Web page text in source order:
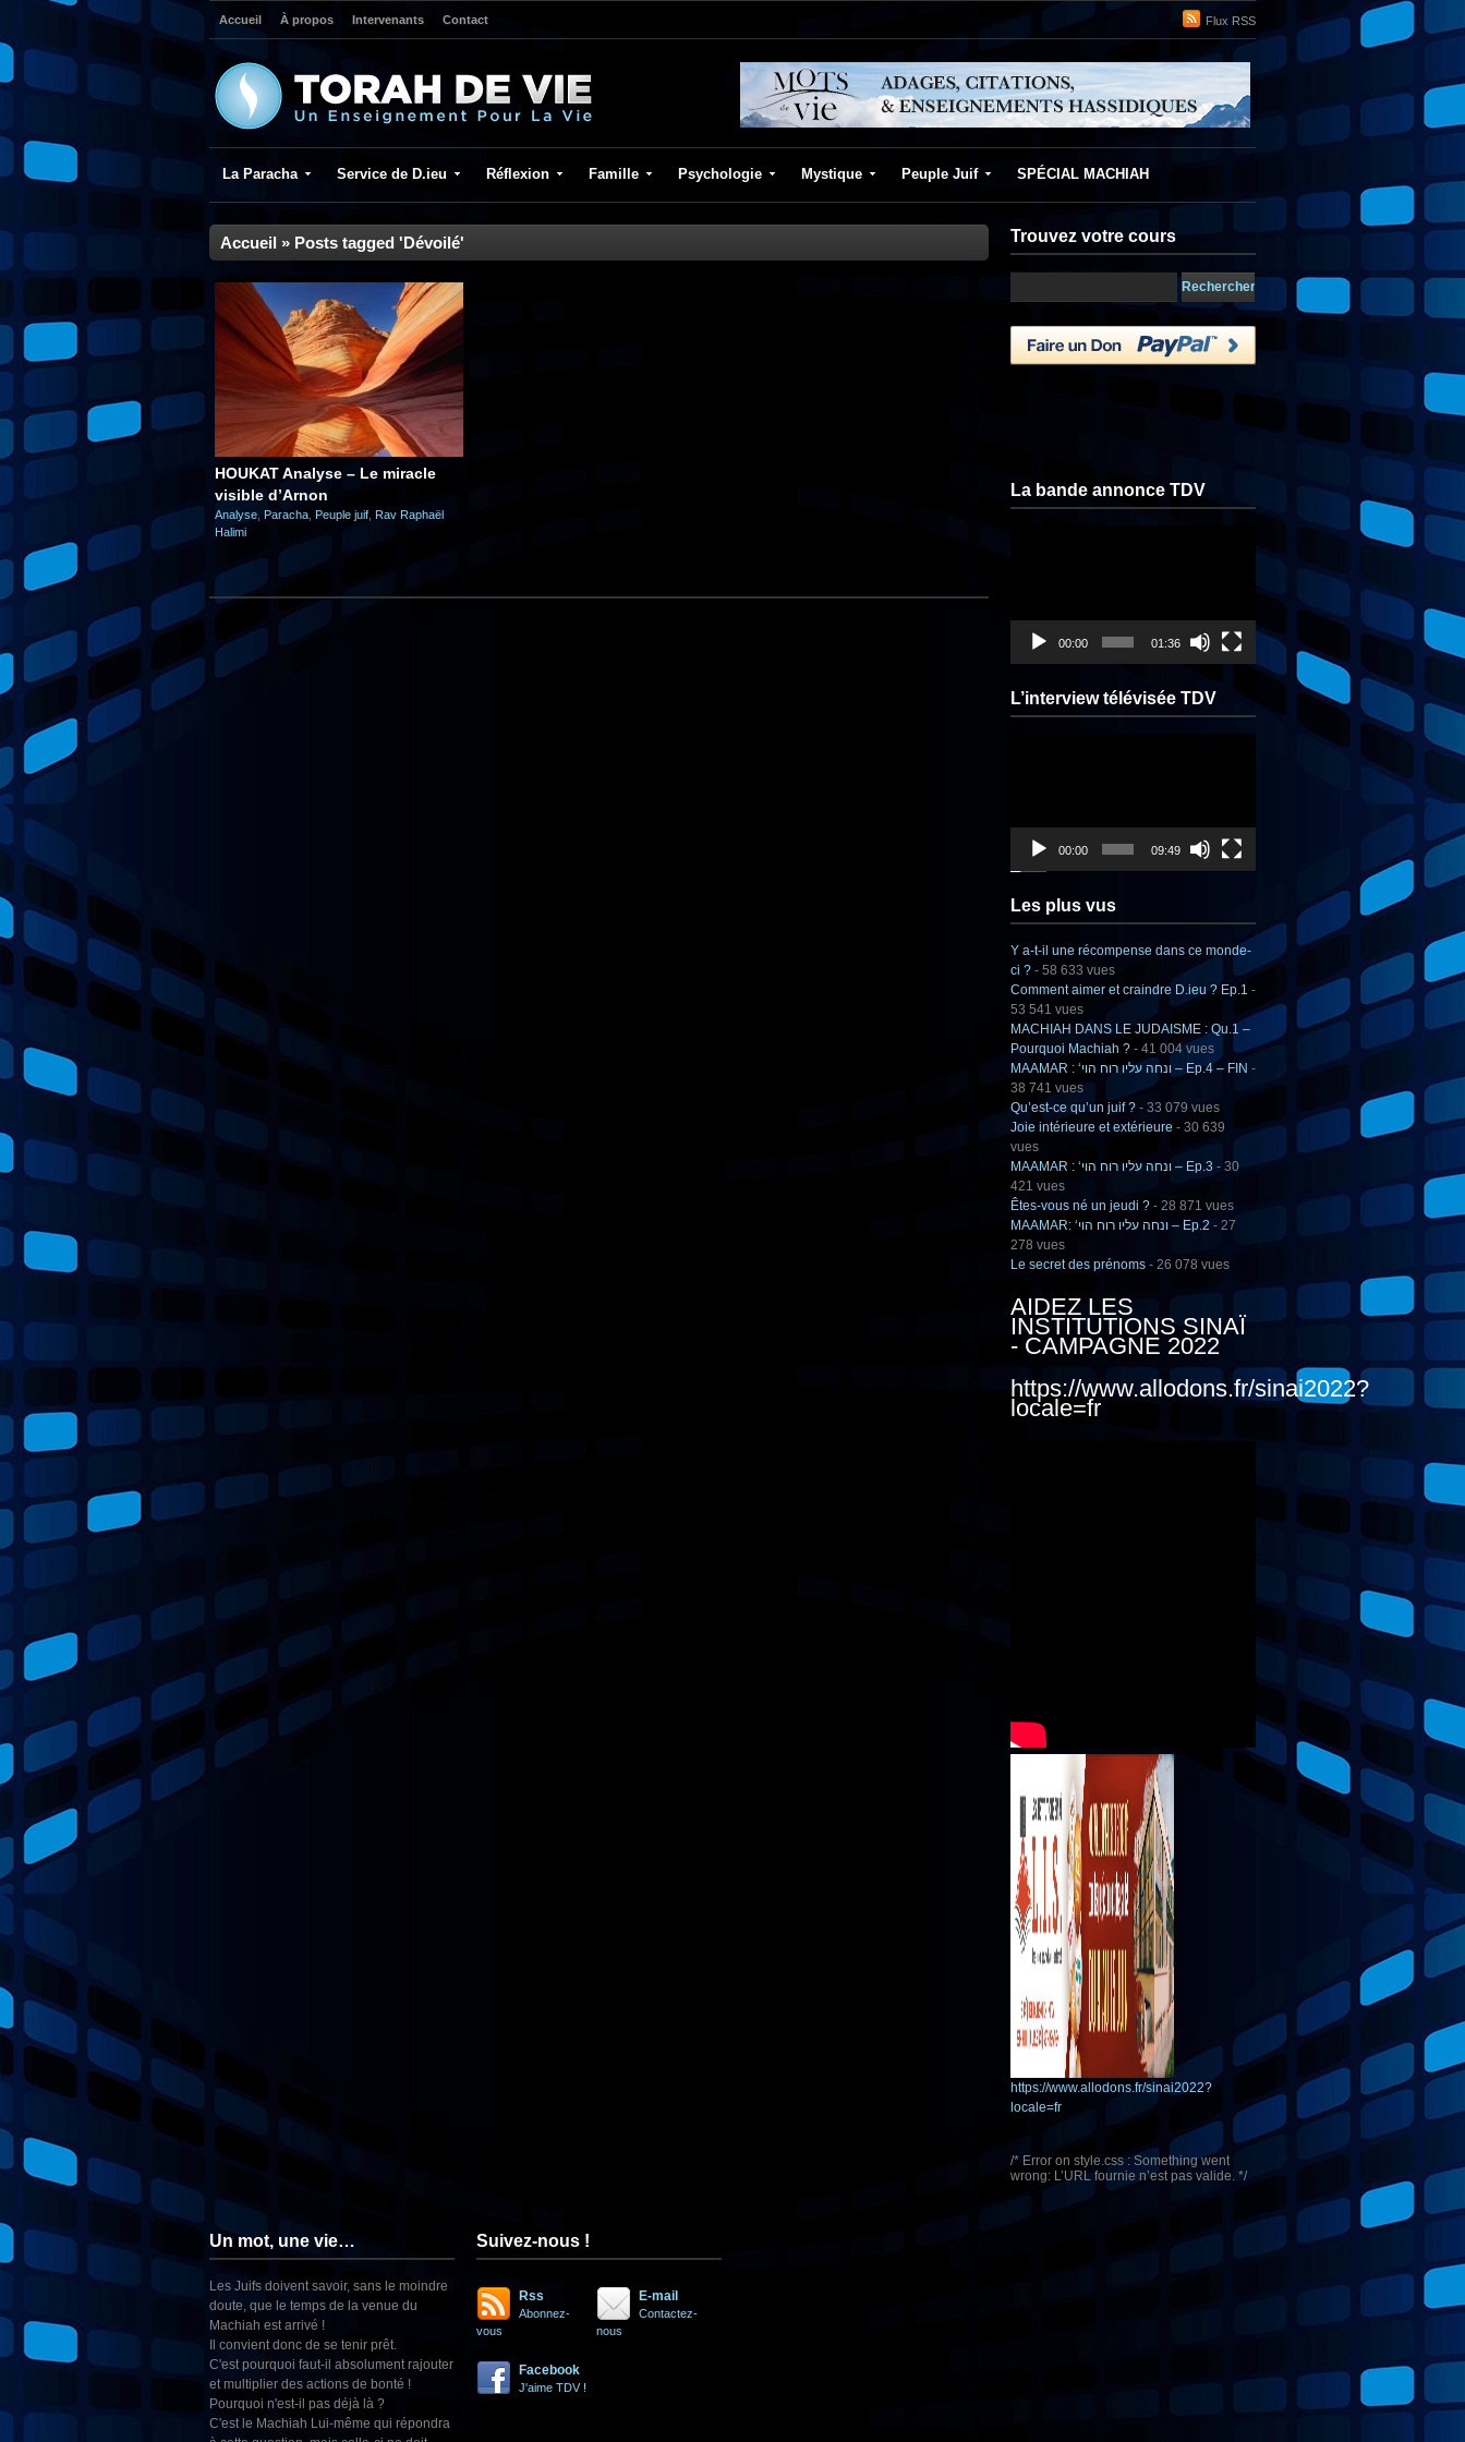
Flux RSS
Accueil À propos Intervenants Contact
La Paracha Service de D.ieu Réflexion Famille Psychologie Mystique Peuple Juif SPÉCIAL MACHIAH
Accueil » Posts tagged 'Dévoilé'
HOUKAT Analyse – Le miracle
visible d’Arnon
Analyse Paracha Peuple juif Rav Raphaël
Halimi
Trouvez votre cours
La bande annonce TDV
00:00 01:36
L’interview télévisée TDV
00:00 09:49
Les plus vus
Y a-t-il une récompense dans ce monde-
ci ? - 58 633 vues
Comment aimer et craindre D.ieu ? Ep.1 -
53 541 vues
MACHIAH DANS LE JUDAISME : Qu.1 –
Pourquoi Machiah ? - 41 004 vues
MAAMAR : ‘ונחה עליו רוח הוי – Ep.4 – FIN -
38 741 vues
Qu’est-ce qu’un juif ? - 33 079 vues
Joie intérieure et extérieure - 30 639
vues
MAAMAR : ‘ונחה עליו רוח הוי – Ep.3 - 30
421 vues
Êtes-vous né un jeudi ? - 28 871 vues
MAAMAR: ‘ונחה עליו רוח הוי – Ep.2 - 27
278 vues
Le secret des prénoms - 26 078 vues
AIDEZ LES
INSTITUTIONS SINAÏ
- CAMPAGNE 2022
https://www.allodons.fr/sinai2022?
locale=fr
https://www.allodons.fr/sinai2022?
locale=fr
/* Error on style.css : Something went
wrong: L’URL fournie n’est pas valide. */
Un mot, une vie…
Les Juifs doivent savoir, sans le moindre
doute, que le temps de la venue du
Machiah est arrivé !
Il convient donc de se tenir prêt.
C'est pourquoi faut-il absolument rajouter
et multiplier des actions de bonté !
Pourquoi n'est-il pas déjà là ?
C'est le Machiah Lui-même qui répondra
Suivez-nous !
Rss
Abonnez-
vous
E-mail
Contactez-
nous
Facebook
J'aime TDV !